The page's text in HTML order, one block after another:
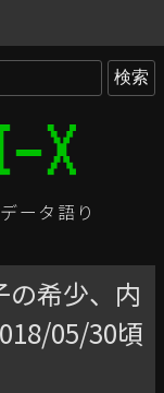
ータ語り
希少、内
05/30頃